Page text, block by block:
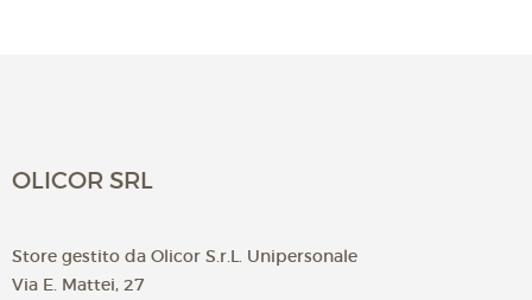
OLICOR SRL
Store gestito da Olicor S.r.L. Unipersonale
Via E. Mattei, 27